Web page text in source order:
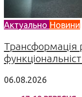
Актуально Новини
Трансформація
06.08.2026